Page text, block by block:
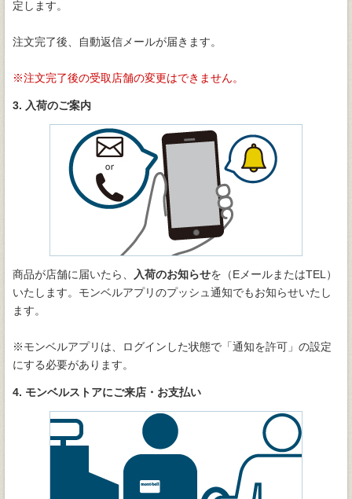
定します。
注文完了後、自動返信メールが届きます。
注文完了後の受取店舗の変更はできません。
3. 入荷のご案内
商品が店舗に届いたら、 入荷のお知らせを（EメールまたはTEL）
いたします。モンベルアプリのプッシュ通知でもお知らせいたし
ます。
※モンベルアプリは、ログインした状態で「通知を許可」の設定
にする必要があります。
4. モンベルストアにご来店・お支払い